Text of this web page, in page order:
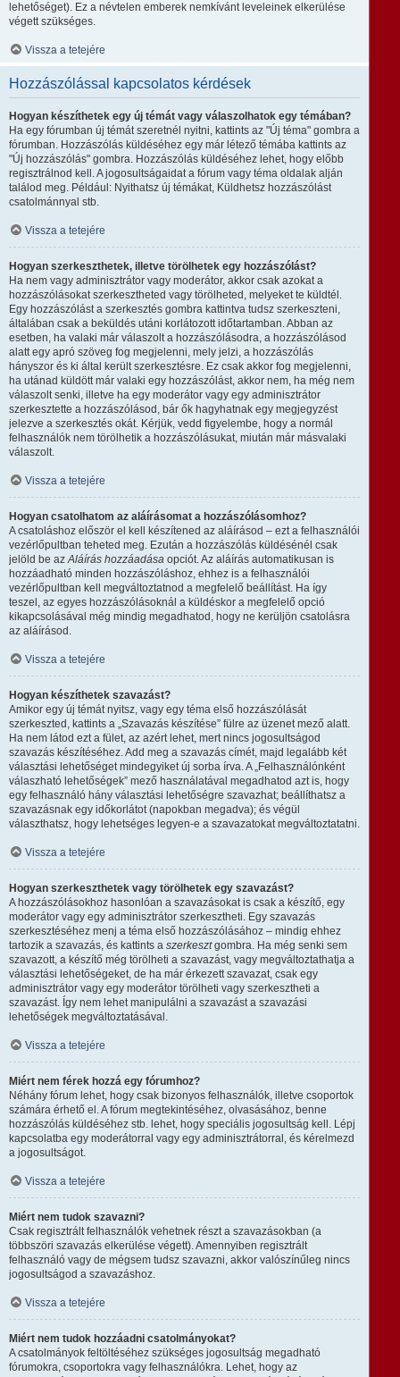
lehetőséget). Ez a névtelen emberek nemkívánt leveleinek elkerülése
végett szükséges.
Vissza a tetejére
Hozzászólással kapcsolatos kérdések
Hogyan készíthetek egy új témát vagy válaszolhatok egy témában?
Ha egy fórumban új témát szeretnél nyitni, kattints az "Új téma" gombra a
fórumban. Hozzászólás küldéséhez egy már létező témába kattints az
"Új hozzászólás" gombra. Hozzászólás küldéséhez lehet, hogy előbb
regisztrálnod kell. A jogosultságaidat a fórum vagy téma oldalak alján
találod meg. Például: Nyithatsz új témákat, Küldhetsz hozzászólást
csatolmánnyal stb.
Vissza a tetejére
Hogyan szerkeszthetek, illetve törölhetek egy hozzászólást?
Ha nem vagy adminisztrátor vagy moderátor, akkor csak azokat a
hozzászólásokat szerkesztheted vagy törölheted, melyeket te küldtél.
Egy hozzászólást a szerkesztés gombra kattintva tudsz szerkeszteni,
általában csak a beküldés utáni korlátozott időtartamban. Abban az
esetben, ha valaki már válaszolt a hozzászólásodra, a hozzászólásod
alatt egy apró szöveg fog megjelenni, mely jelzi, a hozzászólás
hányszor és ki által került szerkesztésre. Ez csak akkor fog megjelenni,
ha utánad küldött már valaki egy hozzászólást, akkor nem, ha még nem
válaszolt senki, illetve ha egy moderátor vagy egy adminisztrátor
szerkesztette a hozzászólásod, bár ők hagyhatnak egy megjegyzést
jelezve a szerkesztés okát. Kérjük, vedd figyelembe, hogy a normál
felhasználók nem törölhetik a hozzászólásukat, miután már másvalaki
válaszolt.
Vissza a tetejére
Hogyan csatolhatom az aláírásomat a hozzászólásomhoz?
A csatoláshoz először el kell készítened az aláírásod – ezt a felhasználói
vezérlőpultban teheted meg. Ezután a hozzászólás küldésénél csak
jelöld be azAláírás hozzáadása opciót. Az aláírás automatikusan is
hozzáadható minden hozzászóláshoz, ehhez is a felhasználói
vezérlőpultban kell megváltoztatnod a megfelelő beállítást. Ha így
teszel, az egyes hozzászólásoknál a küldéskor a megfelelő opció
kikapcsolásával még mindig megadhatod, hogy ne kerüljön csatolásra
az aláírásod.
Vissza a tetejére
Hogyan készíthetek szavazást?
Amikor egy új témát nyitsz, vagy egy téma első hozzászólását
szerkeszted, kattints a „Szavazás készítése” fülre az üzenet mező alatt.
Ha nem látod ezt a fület, az azért lehet, mert nincs jogosultságod
szavazás készítéséhez. Add meg a szavazás címét, majd legalább két
választási lehetőséget mindegyiket új sorba írva. A „Felhasználónként
válaszható lehetőségek” mező használatával megadhatod azt is, hogy
egy felhasználó hány választási lehetőségre szavazhat; beállíthatsz a
szavazásnak egy időkorlátot (napokban megadva); és végül
választhatsz, hogy lehetséges legyen-e a szavazatokat megváltoztatatni.
Vissza a tetejére
Hogyan szerkeszthetek vagy törölhetek egy szavazást?
A hozzászólásokhoz hasonlóan a szavazásokat is csak a készítő, egy
moderátor vagy egy adminisztrátor szerkesztheti. Egy szavazás
szerkesztéséhez menj a téma első hozzászólásához – mindig ehhez
tartozik a szavazás, és kattints a szerkesztgombra. Ha még senki sem
szavazott, a készítő még törölheti a szavazást, vagy megváltoztathatja a
választási lehetőségeket, de ha már érkezett szavazat, csak egy
adminisztrátor vagy egy moderátor törölheti vagy szerkesztheti a
szavazást. Így nem lehet manipulálni a szavazást a szavazási
lehetőségek megváltoztatásával.
Vissza a tetejére
Miért nem férek hozzá egy fórumhoz?
Néhány fórum lehet, hogy csak bizonyos felhasználók, illetve csoportok
számára érhető el. A fórum megtekintéséhez, olvasásához, benne
hozzászólás küldéséhez stb. lehet, hogy speciális jogosultság kell. Lépj
kapcsolatba egy moderátorral vagy egy adminisztrátorral, és kérelmezd
a jogosultságot.
Vissza a tetejére
Miért nem tudok szavazni?
Csak regisztrált felhasználók vehetnek részt a szavazásokban (a
többszöri szavazás elkerülése végett). Amennyiben regisztrált
felhasználó vagy de mégsem tudsz szavazni, akkor valószínűleg nincs
jogosultságod a szavazáshoz.
Vissza a tetejére
Miért nem tudok hozzáadni csatolmányokat?
A csatolmányok feltöltéséhez szükséges jogosultság megadható
fórumokra, csoportokra vagy felhasználókra. Lehet, hogy az